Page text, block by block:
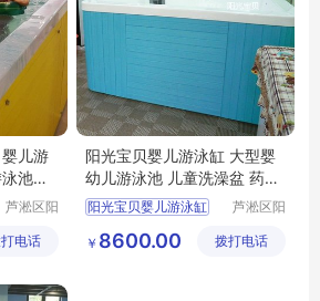
儿游
池价
芦淞区阳
童游泳馆
电话
阳光宝贝婴儿游泳缸 大型婴
幼儿游泳池 儿童洗澡盆 药浴
水疗
阳光宝贝婴儿游泳缸
儿童洗澡盆
芦淞区阳
童游泳馆
￥ 8600.00 拨打电话